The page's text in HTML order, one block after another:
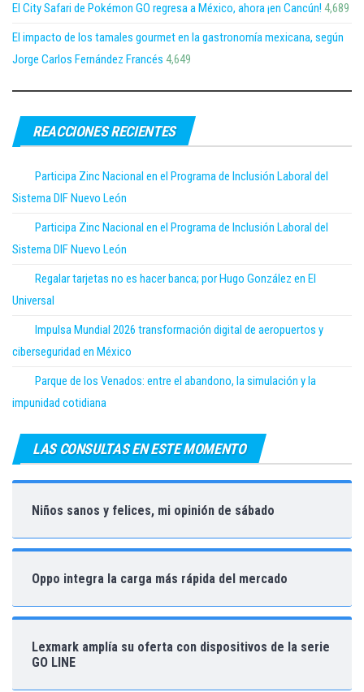
El City Safari de Pokémon GO regresa a México, ahora ¡en Cancún! 4,689
El impacto de los tamales gourmet en la gastronomía mexicana, según
Jorge Carlos Fernández Francés 4,649
REACCIONES RECIENTES
Participa Zinc Nacional en el Programa de Inclusión Laboral del
Sistema DIF Nuevo León
Participa Zinc Nacional en el Programa de Inclusión Laboral del
Sistema DIF Nuevo León
Regalar tarjetas no es hacer banca; por Hugo González en El
Universal
Impulsa Mundial 2026 transformación digital de aeropuertos y
ciberseguridad en México
Parque de los Venados: entre el abandono, la simulación y la
impunidad cotidiana
LAS CONSULTAS EN ESTE MOMENTO
Niños sanos y felices, mi opinión de sábado
Oppo integra la carga más rápida del mercado
Lexmark amplía su oferta con dispositivos de la serie
GO LINE